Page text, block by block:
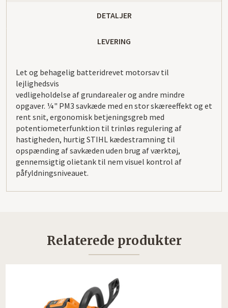
DETALJER
LEVERING
Let og behagelig batteridrevet motorsav til
lejlighedsvis
vedligeholdelse af grundarealer og andre mindre
opgaver. ¼" PM3 savkæde med en stor skæreeffekt og et
rent snit, ergonomisk betjeningsgreb med
potentiometerfunktion til trinløs regulering af
hastigheden, hurtig STIHL kædestramning til
opspænding af savkæden uden brug af værktøj,
gennemsigtig olietank til nem visuel kontrol af
påfyldningsniveauet.
Relaterede produkter